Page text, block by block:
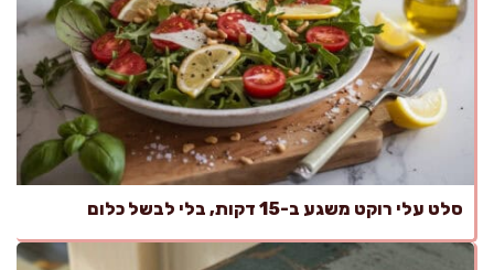
סלט עלי רוקט משגע ב-15 דקות, בלי לבשל כלום